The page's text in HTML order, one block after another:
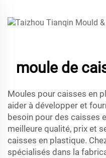
moule de
Moules pour caisses en
aider à développer et
besoin pour des caisses
meilleure qualité, prix et
caisses en plastique.
spécialisés dans la